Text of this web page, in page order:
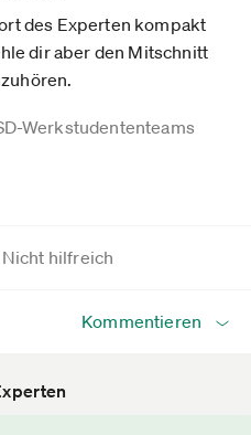
des Experten kompakt
dir aber den Mitschnitt
Werkstudententeams
Nicht hilfreich
Kommentieren